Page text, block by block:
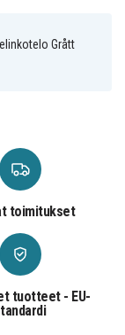
Grått
toimitukset
tuotteet - EU-